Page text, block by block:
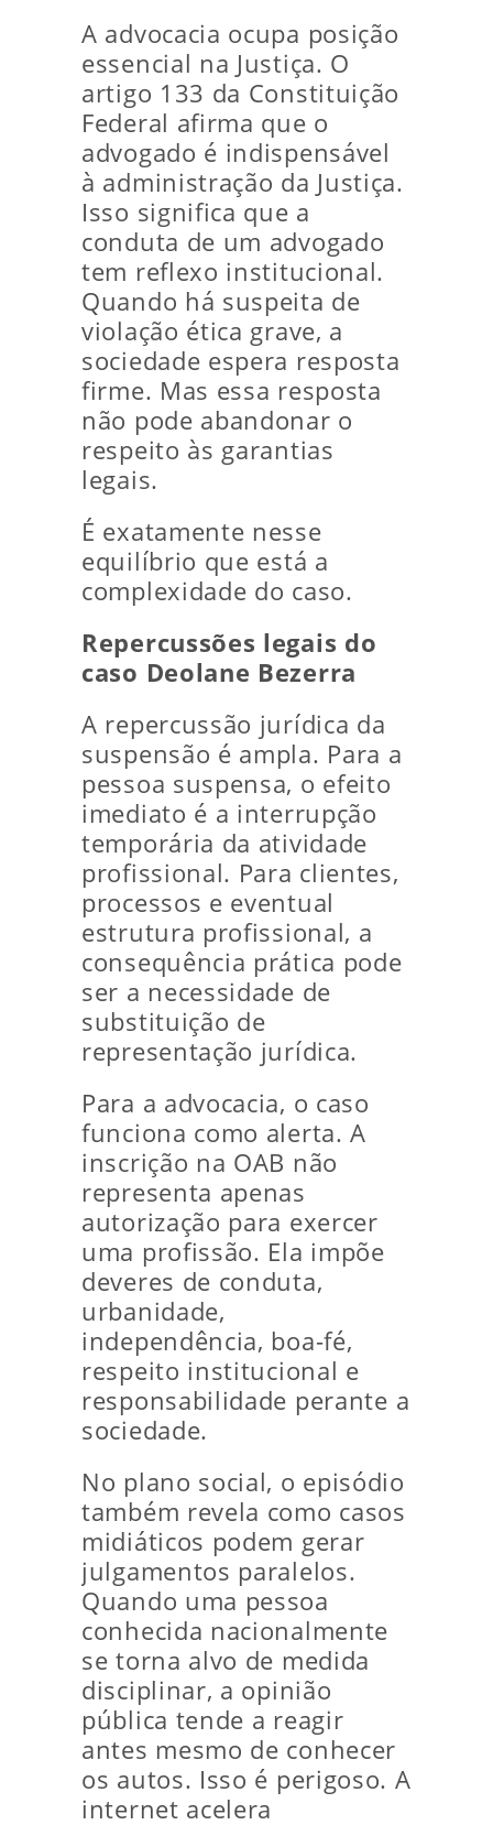
A advocacia ocupa posição
essencial na Justiça. O
artigo 133 da Constituição
Federal afirma que o
advogado é indispensável
à administração da Justiça.
Isso significa que a
conduta de um advogado
tem reflexo institucional.
Quando há suspeita de
violação ética grave, a
sociedade espera resposta
firme. Mas essa resposta
não pode abandonar o
respeito às garantias
legais.
É exatamente nesse
equilíbrio que está a
complexidade do caso.
Repercussões legais do
caso Deolane Bezerra
A repercussão jurídica da
suspensão é ampla. Para a
pessoa suspensa, o efeito
imediato é a interrupção
temporária da atividade
profissional. Para clientes,
processos e eventual
estrutura profissional, a
consequência prática pode
ser a necessidade de
substituição de
representação jurídica.
Para a advocacia, o caso
funciona como alerta. A
inscrição na OAB não
representa apenas
autorização para exercer
uma profissão. Ela impõe
deveres de conduta,
urbanidade,
independência, boa-fé,
respeito institucional e
responsabilidade perante a
sociedade.
No plano social, o episódio
também revela como casos
midiáticos podem gerar
julgamentos paralelos.
Quando uma pessoa
conhecida nacionalmente
se torna alvo de medida
disciplinar, a opinião
pública tende a reagir
antes mesmo de conhecer
os autos. Isso é perigoso. A
internet acelera